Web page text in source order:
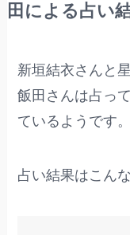
田による占い
新垣結衣さんと
飯田さんは占っ
ているようです。
占い結果はこん